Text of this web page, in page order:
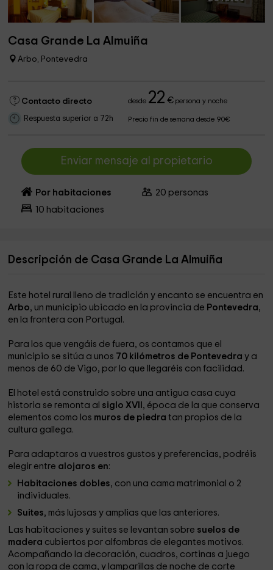
Casa Grande La Almuiña
Arbo, Pontevedra
Contacto directo desde 22 €persona y noche
Respuesta superior a 72h Precio fin de semana desde 90€
Enviar mensaje al propietario
Por habitaciones 20 personas
10 habitaciones
Descripción de Casa Grande La Almuiña
Este hotel rural lleno de tradición y encanto se encuentra en
Arbo, un municipio ubicado en la provincia de Pontevedra,
en la frontera con Portugal.
Para los que vengáis de fuera, os contamos que el
municipio se sitúa a unos 70 kilómetros de Pontevedray a
menos de 60 de Vigo, por lo que llegaréis con facilidad.
El hotel está construido sobre una antigua casa cuya
historia se remonta al siglo XVII , época de la que conserva
elementos como los muros de piedra tan propios de la
cultura gallega.
Para adaptaros a vuestros gustos y preferencias, podréis
elegir entre alojaros en:
Habitaciones dobles, con una cama matrimonial o 2
individuales.
Suites, más lujosas y amplias que las anteriores.
Las habitaciones y suites se levantan sobre suelos de
madera cubiertos por alfombras de elegantes motivos.
Acompañando la decoración, cuadros, cortinas a juego
con la ropa de cama, y lamparillas de noche de corte